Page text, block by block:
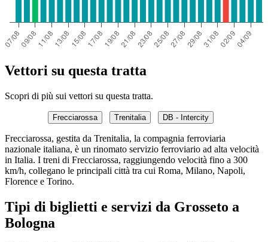
Vettori su questa tratta
Scopri di più sui vettori su questa tratta.
Frecciarossa Trenitalia DB - Intercity
Frecciarossa, gestita da Trenitalia, la compagnia ferroviaria
nazionale italiana, è un rinomato servizio ferroviario ad alta velocità
in Italia. I treni di Frecciarossa, raggiungendo velocità fino a 300
km/h, collegano le principali città tra cui Roma, Milano, Napoli,
Florence e Torino.
Tipi di biglietti e servizi da Grosseto a
Bologna